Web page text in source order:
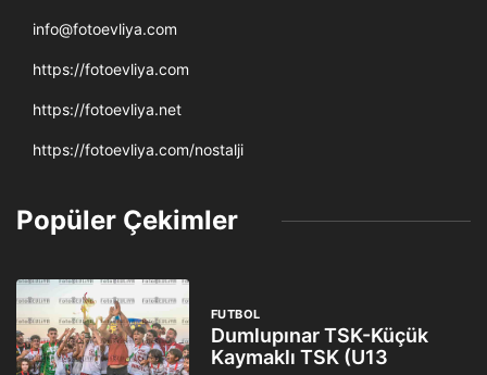
info@fotoevliya.com
https://fotoevliya.com
https://fotoevliya.net
https://fotoevliya.com/nostalji
Popüler Çekimler
FUTBOL
Dumlupınar TSK-Küçük
Kaymaklı TSK (U13